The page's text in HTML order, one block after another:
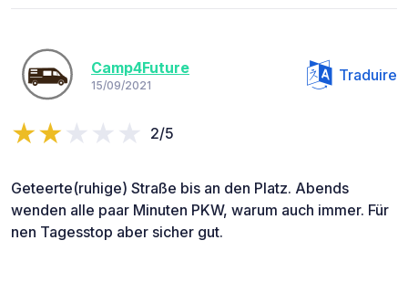
Camp4Future
15/09/2021
Traduire
2/5
Geteerte(ruhige) Straße bis an den Platz. Abends
wenden alle paar Minuten PKW, warum auch immer. Für
nen Tagesstop aber sicher gut.